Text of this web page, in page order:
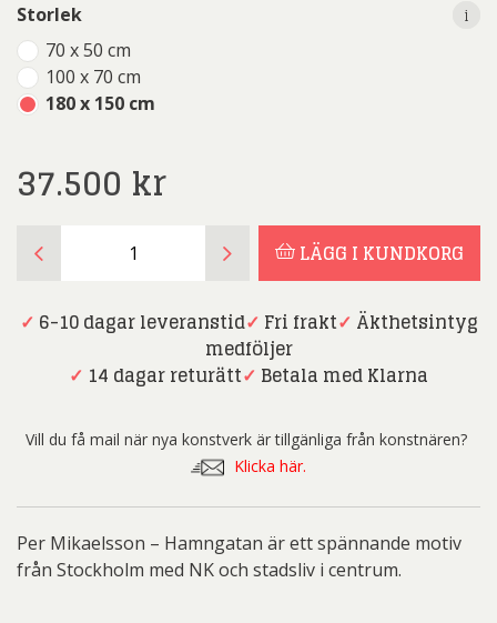
Storlek
70 x 50 cm
100 x 70 cm
180 x 150 cm
i
37.500 kr
i
Mikaelsson
Hamngatan
LÄGG I KUNDKORG
✓ 6-10 dagar leveranstid✓ Fri frakt✓ Äkthetsintyg
medföljer
✓ 14 dagar returätt✓ Betala med Klarna
Vill du få mail när nya konstverk är tillgänliga från konstnären?
Klicka här.
Per Mikaelsson – Hamngatan är ett spännande motiv
från Stockholm med NK och stadsliv i centrum.